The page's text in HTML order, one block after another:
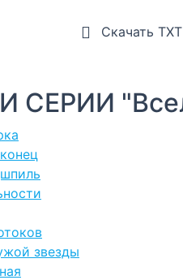
Скачать TXT
СЕРИИ
звезды